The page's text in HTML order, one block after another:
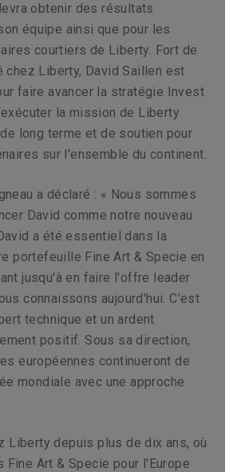
obtenir des résultats
équipe ainsi que pour les
courtiers de Liberty. Fort de
chez Liberty, David Saillen est
faire avancer la stratégie Invest
la mission de Liberty
long terme et de soutien pour
sur l'ensemble du continent.
a déclaré : « Nous sommes
David comme notre nouveau
a été essentiel dans la
portefeuille Fine Art & Specie en
jusqu'à en faire l'offre leader
connaissons aujourd'hui. C'est
technique et un ardent
positif. Sous sa direction,
européennes continueront de
mondiale avec une approche
Liberty depuis plus de dix ans, où
Art & Specie pour l'Europe